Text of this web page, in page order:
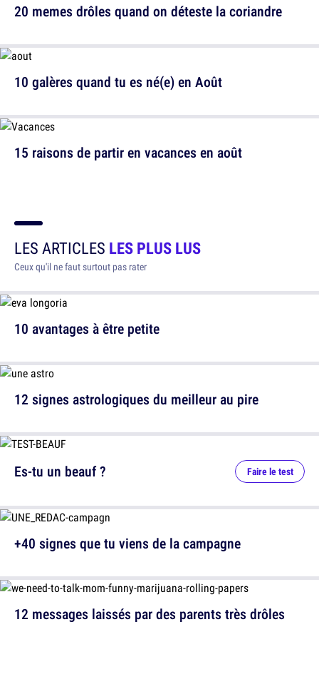
10 galères quand tu es né(e) en Août
20 memes drôles quand on déteste la coriandre
15 raisons de partir en vacances en août
LES ARTICLES LES PLUS LUS
Ceux qu'il ne faut surtout pas rater
10 avantages à être petite
12 signes astrologiques du meilleur au pire
12 messages laissés par des parents très drôles
Es-tu un beauf ? Faire le test
+40 signes que tu viens de la campagne